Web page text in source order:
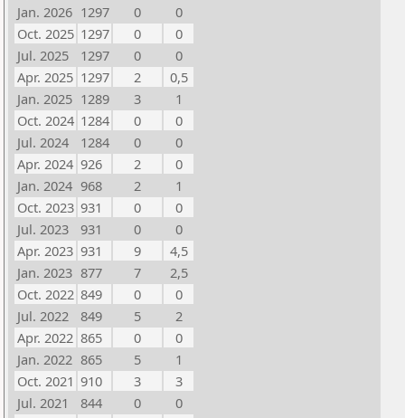
Jan. 2026 1297 0
0
Oct. 2025 1297 0
0
Jul. 2025
1297 0
0
Apr. 2025 1297 2
0,5
Jan. 2025 1289 3
1
Oct. 2024 1284 0
0
Jul. 2024
1284 0
0
Apr. 2024 926 2
0
Jan. 2024 968 2
1
Oct. 2023 931 0
0
Jul. 2023
931 0
0
Apr. 2023 931 9
4,5
Jan. 2023 877 7
2,5
Oct. 2022 849 0
0
Jul. 2022
849 5
2
Apr. 2022 865 0
0
Jan. 2022 865 5
1
Oct. 2021 910 3
3
Jul. 2021
844 0
0